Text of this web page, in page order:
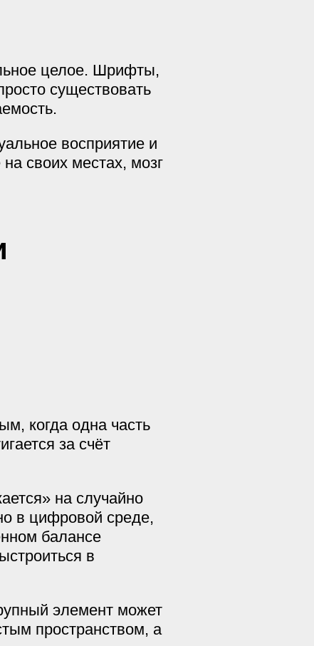
целое. Шрифты,
существовать
восприятие и
своих местах, мозг
когда одна часть
за счёт
на случайно
в цифровой среде,
балансе
в
элемент может
пространством, а